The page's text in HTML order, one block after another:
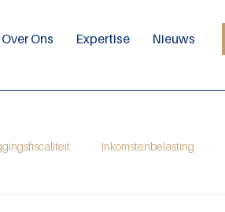
Over Ons Expertise Nieuws
Inkomstenbelasting